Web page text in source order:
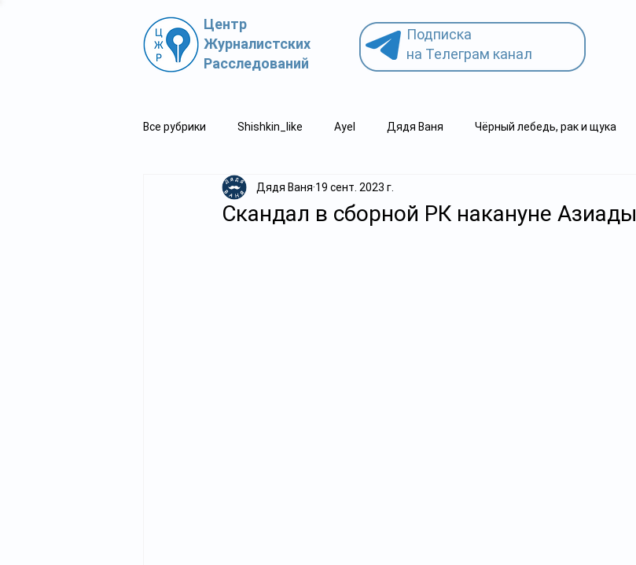
Центр
Журналистских
Расследований
Подписка
на Телеграм канал
Все рубрики Shishkin_like Ayel Дядя Ваня Чёрный лебедь, рак и щука
Политпросвет.kz Свидетель.kz
Скандал в сборной РК накануне Азиады
Дядя Ваня 19 сент. 2023 г.